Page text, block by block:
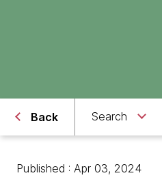
Back Search
Published : Apr 03, 2024